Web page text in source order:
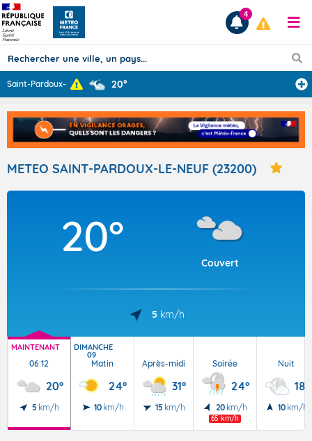
Prévisions
TOUS LES RÉSULTATS
Articles
4
Saint-Pardoux-l ... 20°
METEO SAINT-PARDOUX-LE-NEUF (23200)
20°
Couvert
5 km/h
MAINTENANT
06:12
20°
5 km/h
DIMANCHE
09
Matin
24°
10 km/h
Après-midi
31°
15 km/h
Soirée
24°
20 km/h
65 km/h
Nuit
18°
10 km/h